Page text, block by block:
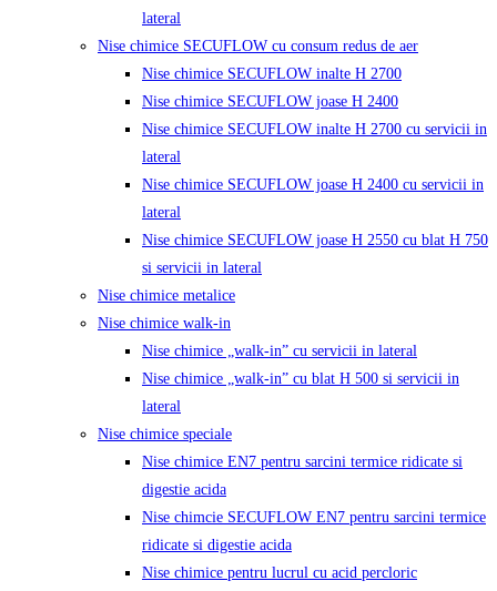
lateral
Nise chimice SECUFLOW cu consum redus de aer
Nise chimice SECUFLOW inalte H 2700
Nise chimice SECUFLOW joase H 2400
Nise chimice SECUFLOW inalte H 2700 cu servicii in
lateral
Nise chimice SECUFLOW joase H 2400 cu servicii in
lateral
Nise chimice SECUFLOW joase H 2550 cu blat H 750
si servicii in lateral
Nise chimice metalice
Nise chimice walk-in
Nise chimice „walk-in” cu servicii in lateral
Nise chimice „walk-in” cu blat H 500 si servicii in
lateral
Nise chimice speciale
Nise chimice EN7 pentru sarcini termice ridicate si
digestie acida
Nise chimcie SECUFLOW EN7 pentru sarcini termice
ridicate si digestie acida
Nise chimice pentru lucrul cu acid percloric